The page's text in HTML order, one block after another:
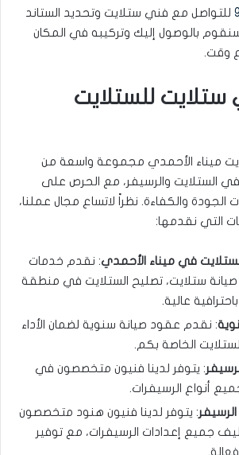
للتواصل مع فني ستلايت وتحديد الستاند
بالوصول إليك وتركيبه في المكان
وقت.
للستلايت
ميناء الأحمدي مجموعة واسعة من
الستلايت والرسيفر، مع الحرص على
والكفاءة. نظراً لاتساع مجال عملنا،
التي نقدمها:
في ميناء الأحمدي: نقدم خدمات
صيانة ستلايت، تصليح الستلايت في منطقة
عالية.
: نقدم عقود صيانة سنوية لضمان الأداء
الخاصة بكم.
: يتوفر لدينا فنيون متخصصون في
أنواع الرسيفرات.
: يتوفر لدينا فنيون هنود متخصصون
جميع إعدادات الرسيفرات، مع توفير